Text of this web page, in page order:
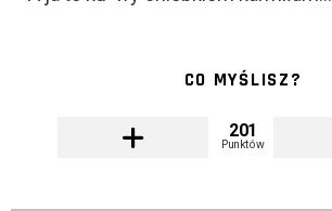
CO MYŚLISZ?
201
Punktów